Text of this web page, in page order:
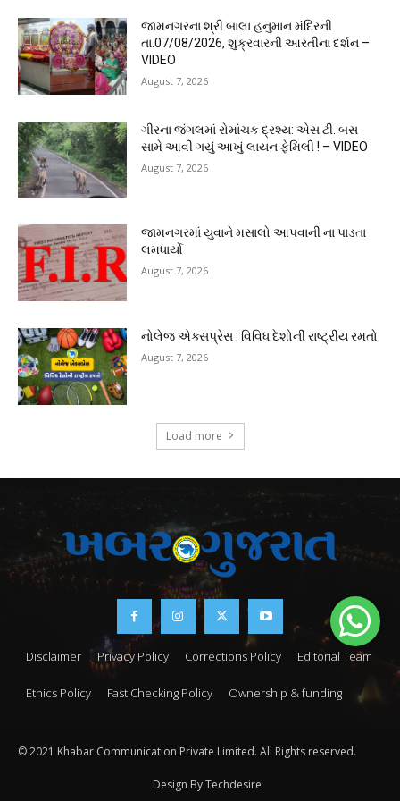
જામનગરના શ્રી બાલા હનુમાન મંદિરની
તા.07/08/2026, શુક્રવારની આરતીના દર્શન –
VIDEO
August 7, 2026
ગીરના જંગલમાં રોમાંચક દ્રશ્ય: એસ.ટી. બસ
સામે આવી ગયું આખું લાયન ફેમિલી ! – VIDEO
August 7, 2026
જામનગરમાં યુવાને મસાલો આપવાની ના પાડતા
લમધાર્યો
August 7, 2026
નોલેજ એક્સપ્રેસ : વિવિધ દેશોની રાષ્ટ્રીય રમતો
August 7, 2026
Load more
Disclaimer Privacy Policy Corrections Policy Editorial Team
Ethics Policy Fast Checking Policy Ownership & funding
© 2021 Khabar Communication Private Limited. All Rights reserved.
Design By Techdesire